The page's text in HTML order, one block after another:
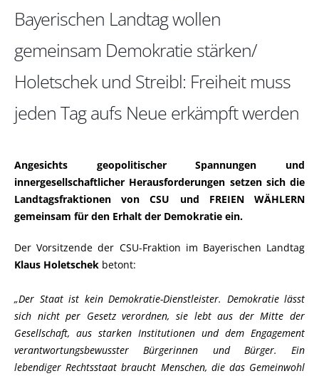
Bayerischen Landtag wollen
gemeinsam Demokratie stärken/
Holetschek und Streibl: Freiheit muss
jeden Tag aufs Neue erkämpft werden
Angesichts geopolitischer Spannungen und
innergesellschaftlicher Herausforderungen setzen sich die
Landtagsfraktionen von CSU und FREIEN WÄHLERN
gemeinsam für den Erhalt der Demokratie ein.
Der Vorsitzende der CSU-Fraktion im Bayerischen Landtag
Klaus Holetschek betont:
Der Staat ist kein Demokratie-Dienstleister. Demokratie lässt
sich nicht per Gesetz verordnen, sie lebt aus der Mitte der
Gesellschaft, aus starken Institutionen und dem Engagement
verantwortungsbewusster Bürgerinnen und Bürger. Ein
lebendiger Rechtsstaat braucht Menschen, die das Gemeinwohl